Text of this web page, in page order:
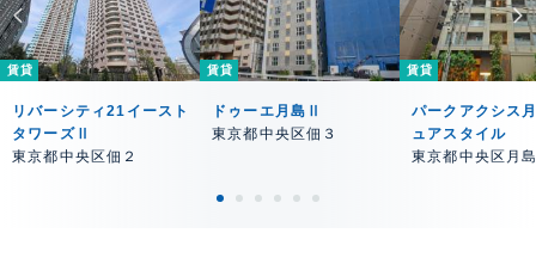
賃貸
リバーシティ21イースト
タワーズⅡ
東京都中央区佃２
賃貸
ドゥーエ月島Ⅱ
東京都中央区佃３
賃貸
パークアクシス
ュアスタイル
東京都中央区月